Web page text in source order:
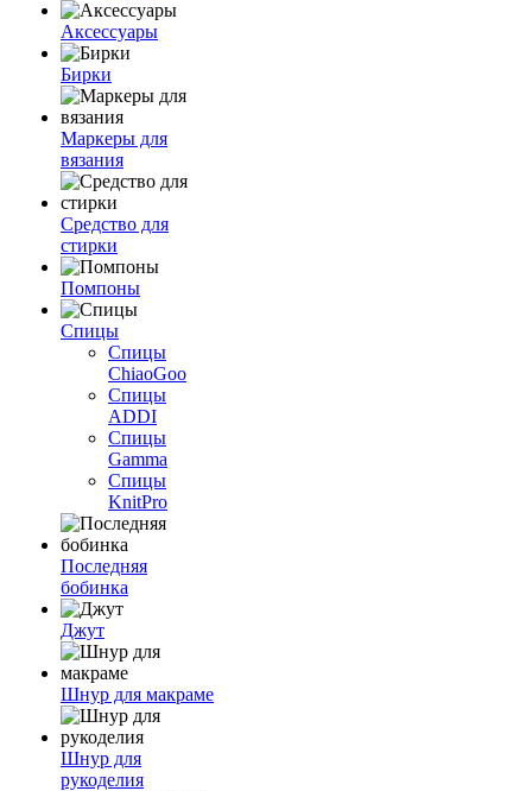
Аксессуары
Бирки
Маркеры для
вязания
Средство для
стирки
Помпоны
Спицы
Спицы
ChiaoGoo
Спицы
ADDI
Спицы
Gamma
Спицы
KnitPro
Последняя
бобинка
Джут
Шнур для макраме
Шнур для
рукоделия